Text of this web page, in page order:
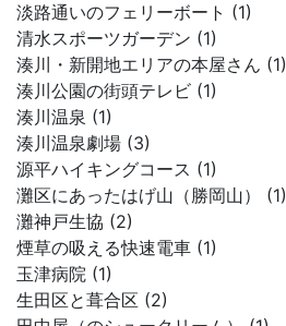
淡路通いのフェリーボート (1)
清水スポーツガーデン (1)
湊川・新開地エリアの本屋さん (1)
湊川公園の街頭テレビ (1)
湊川温泉 (1)
湊川温泉劇場 (3)
源平ハイキングコース (1)
灘区にあったはげ山（勝岡山） (1)
灘神戸生協 (2)
煙草の吸える快速電車 (1)
玉津病院 (1)
生田区と葺合区 (2)